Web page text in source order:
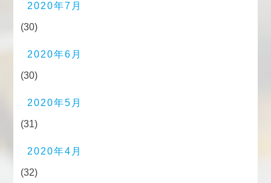
2020年7月
(30)
2020年6月
(30)
2020年5月
(31)
2020年4月
(32)